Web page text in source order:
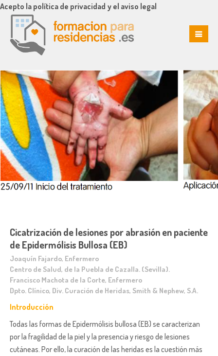
Cicatrización de lesiones por abrasión en paciente
de Epidermólisis Bullosa (EB)
Joaquín Fajardo, Enfermero
Centro de Salud, de la Puebla de Cazalla. (Sevilla).
Francisco Machota de la Corte, Enfermero
Dpto. Clínico, Div. Curación de Heridas, Smith & Nephew, S.A.
Introducción
Todas las formas de Epidermólisis bullosa (EB) se caracterizan
por la fragilidad de la piel y la presencia y riesgo de lesiones
cutáneas. Por ello, la curación de las heridas es la cuestión más
Acepto la política de privacidad y el aviso legal